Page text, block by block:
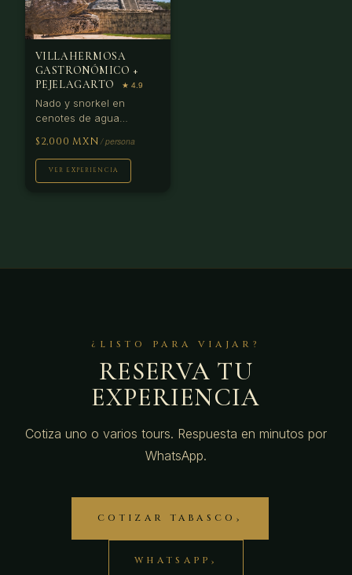
VILLAHERMOSA
GASTRONÓMICO +
PEJELAGARTO
Nado y snorkel en
cenotes de agua
calcáreas únicas en la
Riviera Maya.
$2,000 MXN
VER EXPERIENCIA
¿LISTO PARA VIAJAR?
RESERVA TU
EXPERIENCIA
Cotiza uno o varios tours. Respuesta en minutos por
WhatsApp.
COTIZAR TABASCO
WHATSAPP